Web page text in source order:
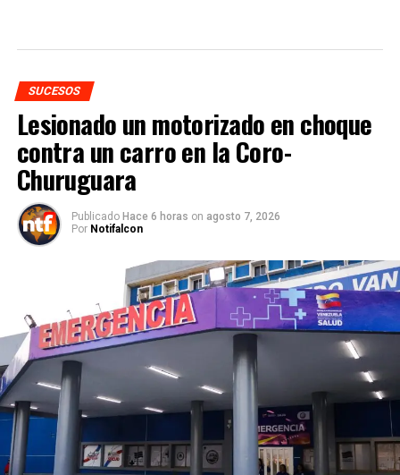
SUCESOS
Lesionado un motorizado en choque
contra un carro en la Coro-
Churuguara
Publicado Hace 6 horas on agosto 7, 2026
Por Notifalcon